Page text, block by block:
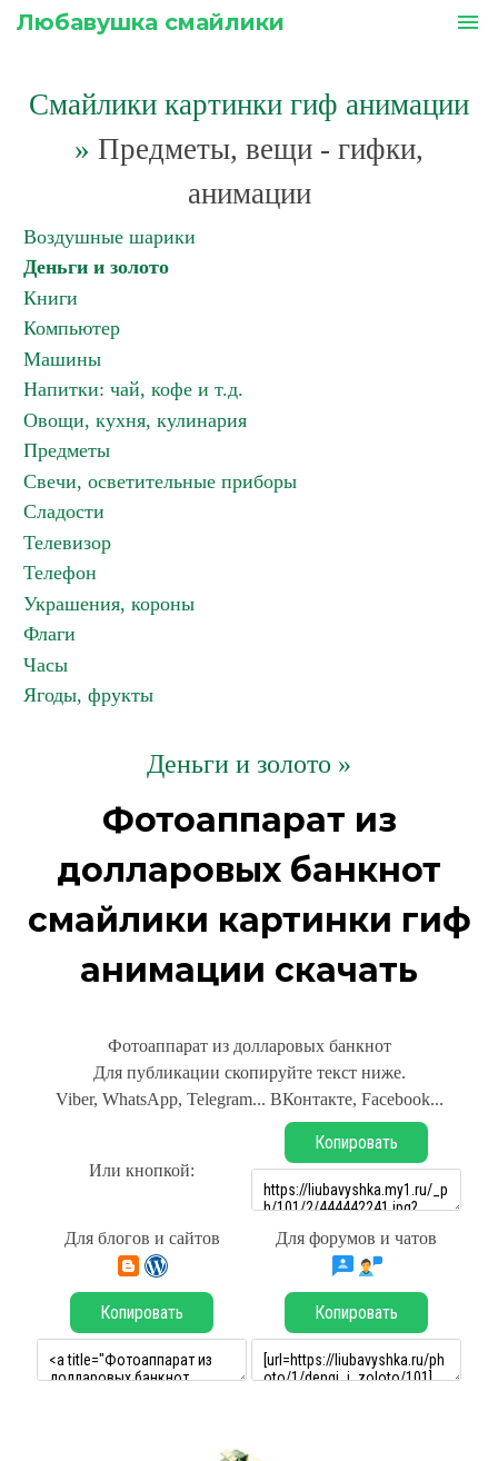
Любавушка смайлики menu
Смайлики картинки гиф анимации
» Предметы, вещи - гифки,
анимации
Воздушные шарики
Деньги и золото
Книги
Компьютер
Машины
Напитки: чай, кофе и т.д.
Овощи, кухня, кулинария
Предметы
Свечи, осветительные приборы
Сладости
Телевизор
Телефон
Украшения, короны
Флаги
Часы
Ягоды, фрукты
Деньги и золото »
Фотоаппарат из
долларовых банкнот
смайлики картинки гиф
анимации скачать
Фотоаппарат из долларовых банкнот
Для публикации скопируйте текст ниже.
Viber, WhatsApp, Telegram... ВКонтакте, Facebook...
Или кнопкой:
Копировать
Для блогов и сайтов Для форумов и чатов
Копировать Копировать